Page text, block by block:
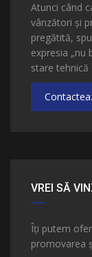
Atunci când
vânzători și
pregătită,
expresia „nu
stare tehnică
VREI SĂ
Îți putem
promovarea